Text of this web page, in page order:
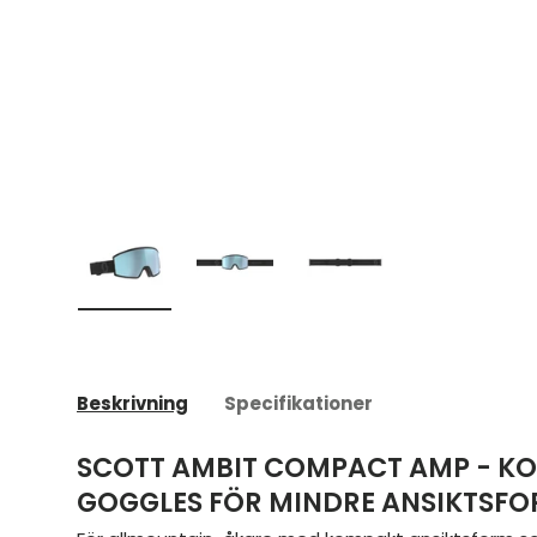
Beskrivning Specifikationer
SCOTT AMBIT COMPACT AMP -
GOGGLES FÖR MINDRE